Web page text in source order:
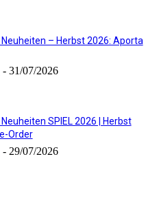
– Herbst 2026: Aporta
- 31/07/2026
SPIEL 2026 | Herbst
Order
- 29/07/2026